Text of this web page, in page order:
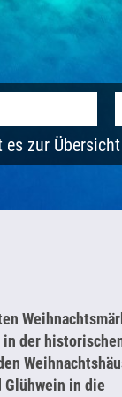
es zur
in der
Glühwein in die